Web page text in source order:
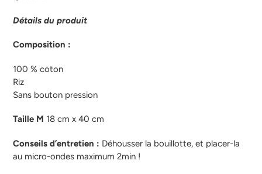
Détails du produit
Composition :
100 % coton
Riz
Sans bouton pression
Taille M 18 cm x 40 cm
Conseils d’entretien : Déhousser la bouillotte, et placer-la
au micro-ondes maximum 2min !